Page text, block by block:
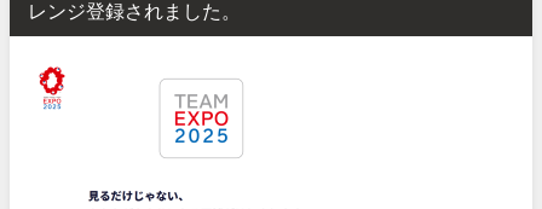
レンジ登録されました。